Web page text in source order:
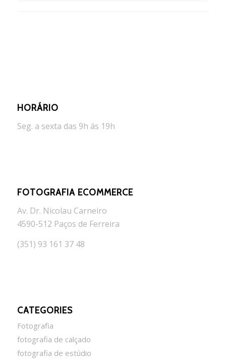
HORÁRIO
Seg. a sexta das 9h ás 19h
FOTOGRAFIA ECOMMERCE
Av. Dr. Nicolau Carneiro
4590-512 Paços de Ferreira
(351) 93 161 37 48
CATEGORIES
Fotografia
fotografia de calçado
fotografia de estúdio